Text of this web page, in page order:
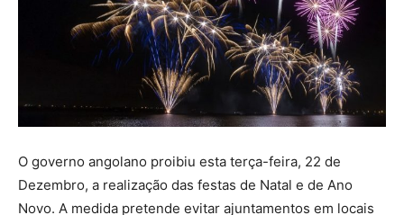
O governo angolano proibiu esta terça-feira, 22 de
Dezembro, a realização das festas de Natal e de Ano
Novo. A medida pretende evitar ajuntamentos em locais